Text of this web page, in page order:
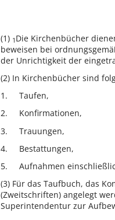
(1) 1 Die Kirchenbücher
beweisen bei
der Unrichtigkeit der
(2) In Kirchenbücher sind
Taufen,
Konfirmationen,
Trauungen,
Bestattungen,
Aufnahmen
(3) Für das Taufbuch, das
(Zweitschriften) angelegt
Superintendentur zur